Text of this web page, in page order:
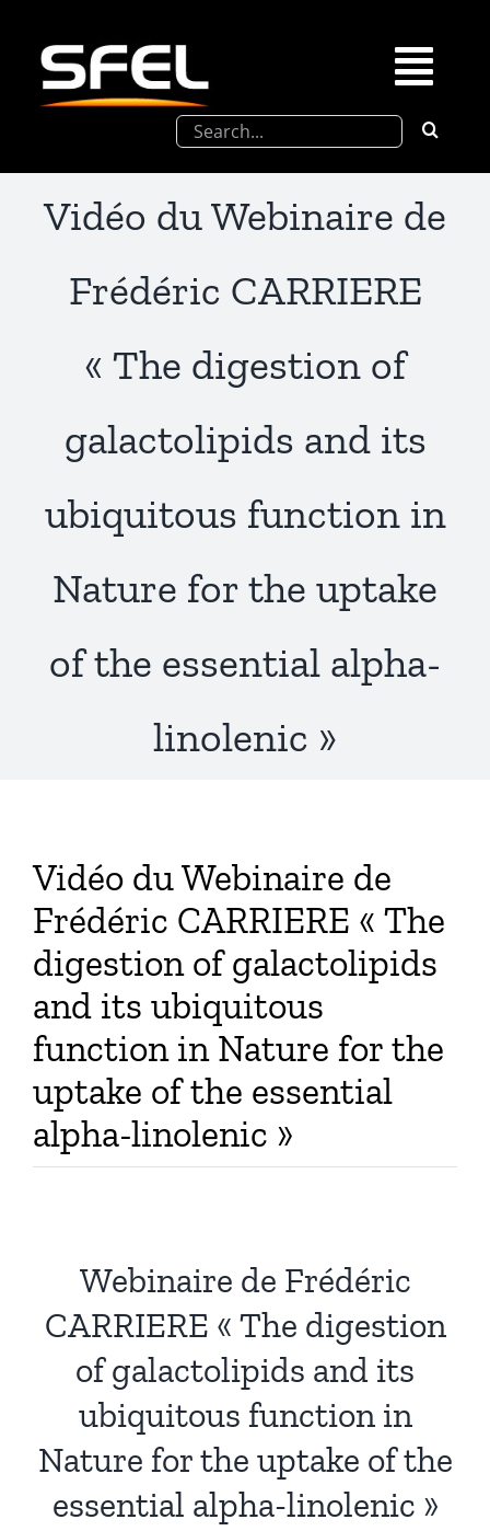
contenu
Journées Chevreul
Prix de Thèse SFEL
Congrès à venir
Partenariats
Publications
Rechercher:
Vidéo du Webinaire de
Frédéric CARRIERE
« The digestion of
galactolipids and its
ubiquitous function in
Nature for the uptake
of the essential alpha-
linolenic »
Vidéo du Webinaire de
Frédéric CARRIERE « The
digestion of galactolipids
and its ubiquitous
function in Nature for the
uptake of the essential
alpha-linolenic »
Webinaire de Frédéric
CARRIERE « The digestion
of galactolipids and its
ubiquitous function in
Nature for the uptake of the
essential alpha-linolenic »